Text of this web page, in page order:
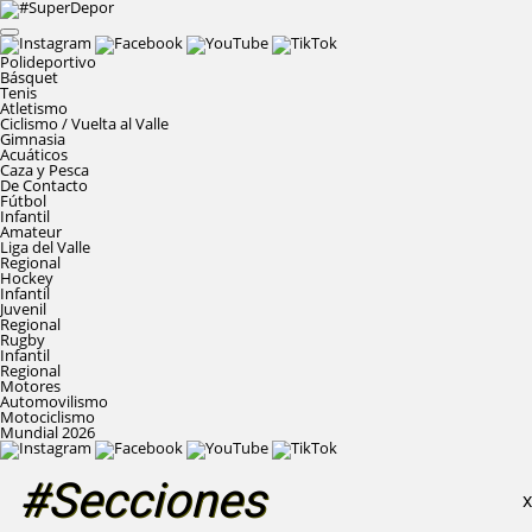
Polideportivo
Básquet
Tenis
Atletismo
Ciclismo / Vuelta al Valle
Gimnasia
Acuáticos
Caza y Pesca
De Contacto
Fútbol
Infantil
Amateur
Liga del Valle
Regional
Hockey
Infantil
Juvenil
Regional
Rugby
Infantil
Regional
Motores
Automovilismo
Motociclismo
Mundial 2026
#Secciones X